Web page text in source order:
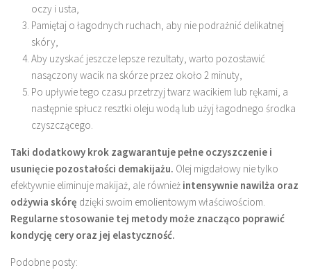
oczy i usta,
Pamiętaj o łagodnych ruchach, aby nie podrażnić delikatnej
skóry,
Aby uzyskać jeszcze lepsze rezultaty, warto pozostawić
nasączony wacik na skórze przez około 2 minuty,
Po upływie tego czasu przetrzyj twarz wacikiem lub rękami, a
następnie spłucz resztki oleju wodą lub użyj łagodnego środka
czyszczącego.
Taki dodatkowy krok zagwarantuje pełne oczyszczenie i
usunięcie pozostałości demakijażu. Olej migdałowy nie tylko
efektywnie eliminuje makijaż, ale również intensywnie nawilża oraz
odżywia skórę dzięki swoim emolientowym właściwościom.
Regularne stosowanie tej metody może znacząco poprawić
kondycję cery oraz jej elastyczność.
Podobne posty: